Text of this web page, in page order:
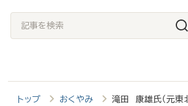
記
事
検
索トップ おくやみ 滝田 康雄氏（元東